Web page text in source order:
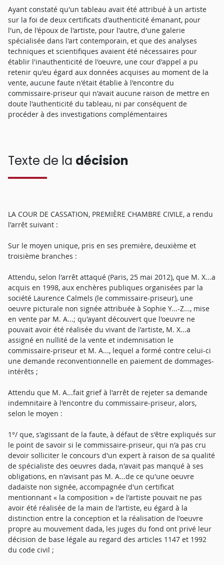
Ayant constaté qu'un tableau avait été attribué à un artiste
sur la foi de deux certificats d'authenticité émanant, pour
l'un, de l'époux de l'artiste, pour l'autre, d'une galerie
spécialisée dans l'art contemporain, et que des analyses
techniques et scientifiques avaient été nécessaires pour
établir l'inauthenticité de l'oeuvre, une cour d'appel a pu
retenir qu'eu égard aux données acquises au moment de la
vente, aucune faute n'était établie à l'encontre du
commissaire-priseur qui n'avait aucune raison de mettre en
doute l'authenticité du tableau, ni par conséquent de
procéder à des investigations complémentaires
Texte de la décision
LA COUR DE CASSATION, PREMIÈRE CHAMBRE CIVILE, a rendu
l'arrêt suivant :
Sur le moyen unique, pris en ses première, deuxième et
troisième branches :
Attendu, selon l'arrêt attaqué (Paris, 25 mai 2012), que M. X...a
acquis en 1998, aux enchères publiques organisées par la
société Laurence Calmels (le commissaire-priseur), une
oeuvre picturale non signée attribuée à Sophie Y...-Z..., mise
en vente par M. A...; qu'ayant découvert que l'oeuvre ne
pouvait avoir été réalisée du vivant de l'artiste, M. X...a
assigné en nullité de la vente et indemnisation le
commissaire-priseur et M. A..., lequel a formé contre celui-ci
une demande reconventionnelle en paiement de dommages-
intérêts ;
Attendu que M. A...fait grief à l'arrêt de rejeter sa demande
indemnitaire à l'encontre du commissaire-priseur, alors,
selon le moyen :
1°/ que, s'agissant de la faute, à défaut de s'être expliqués sur
le point de savoir si le commissaire-priseur, qui n'a pas cru
devoir solliciter le concours d'un expert à raison de sa qualité
de spécialiste des oeuvres dada, n'avait pas manqué à ses
obligations, en n'avisant pas M. A...de ce qu'une oeuvre
dadaïste non signée, accompagnée d'un certificat
mentionnant « la composition » de l'artiste pouvait ne pas
avoir été réalisée de la main de l'artiste, eu égard à la
distinction entre la conception et la réalisation de l'oeuvre
propre au mouvement dada, les juges du fond ont privé leur
décision de base légale au regard des articles 1147 et 1992
du code civil ;